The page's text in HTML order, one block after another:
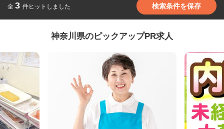
全 3 件ヒットしました 検索条件を保存
神奈川県のピックアップPR求人